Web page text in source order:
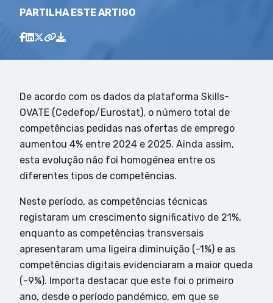
PARTILHA ESTE ARTIGO
De acordo com os dados da plataforma Skills-
OVATE (Cedefop/Eurostat), o número total de
competências pedidas nas ofertas de emprego
aumentou 4% entre 2024 e 2025. Ainda assim,
esta evolução não foi homogénea entre os
diferentes tipos de competências.
Neste período, as competências técnicas
registaram um crescimento significativo de 21%,
enquanto as competências transversais
apresentaram uma ligeira diminuição (-1%) e as
competências digitais evidenciaram a maior queda
(-9%). Importa destacar que este foi o primeiro
ano, desde o período pandémico, em que se